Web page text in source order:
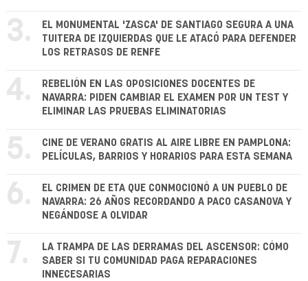
3.
EL MONUMENTAL 'ZASCA' DE SANTIAGO SEGURA A UNA
TUITERA DE IZQUIERDAS QUE LE ATACÓ PARA DEFENDER
LOS RETRASOS DE RENFE
4.
REBELIÓN EN LAS OPOSICIONES DOCENTES DE
NAVARRA: PIDEN CAMBIAR EL EXAMEN POR UN TEST Y
ELIMINAR LAS PRUEBAS ELIMINATORIAS
5.
CINE DE VERANO GRATIS AL AIRE LIBRE EN PAMPLONA:
PELÍCULAS, BARRIOS Y HORARIOS PARA ESTA SEMANA
6.
EL CRIMEN DE ETA QUE CONMOCIONÓ A UN PUEBLO DE
NAVARRA: 26 AÑOS RECORDANDO A PACO CASANOVA Y
NEGÁNDOSE A OLVIDAR
7.
LA TRAMPA DE LAS DERRAMAS DEL ASCENSOR: CÓMO
SABER SI TU COMUNIDAD PAGA REPARACIONES
INNECESARIAS